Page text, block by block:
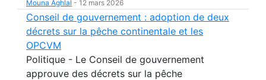
Mouna Aghlal - 12 mars 2026
Conseil de gouvernement : adoption de deux
décrets sur la pêche continentale et les
OPCVM
Politique - Le Conseil de gouvernement
approuve des décrets sur la pêche